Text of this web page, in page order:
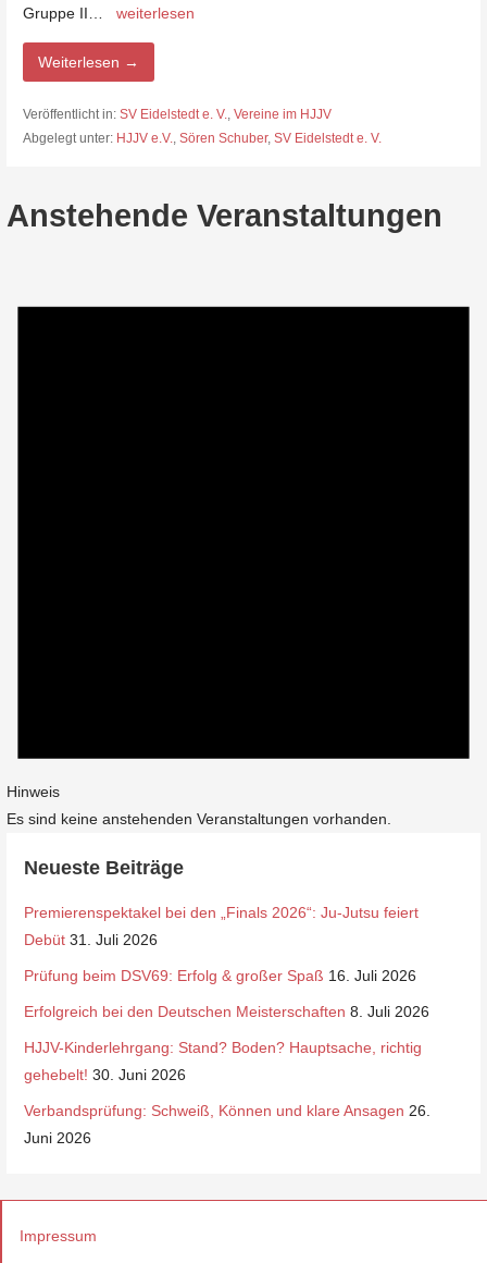
Gruppe II… weiterlesen
Weiterlesen →
Veröffentlicht in: SV Eidelstedt e. V., Vereine im HJJV
Abgelegt unter: HJJV e.V., Sören Schuber, SV Eidelstedt e. V.
Anstehende Veranstaltungen
Hinweis
Es sind keine anstehenden Veranstaltungen vorhanden.
Neueste Beiträge
Premierenspektakel bei den „Finals 2026“: Ju-Jutsu feiert
Debüt 31. Juli 2026
Prüfung beim DSV69: Erfolg & großer Spaß 16. Juli 2026
Erfolgreich bei den Deutschen Meisterschaften 8. Juli 2026
HJJV-Kinderlehrgang: Stand? Boden? Hauptsache, richtig
gehebelt! 30. Juni 2026
Verbandsprüfung: Schweiß, Können und klare Ansagen 26.
Juni 2026
Impressum